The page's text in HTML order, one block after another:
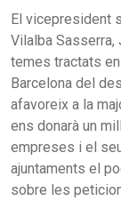
El vicepresident
Vilalba Sasserra,
temes tractats
Barcelona del
afavoreix a la
ens donarà un
empreses i el
ajuntaments el
sobre les